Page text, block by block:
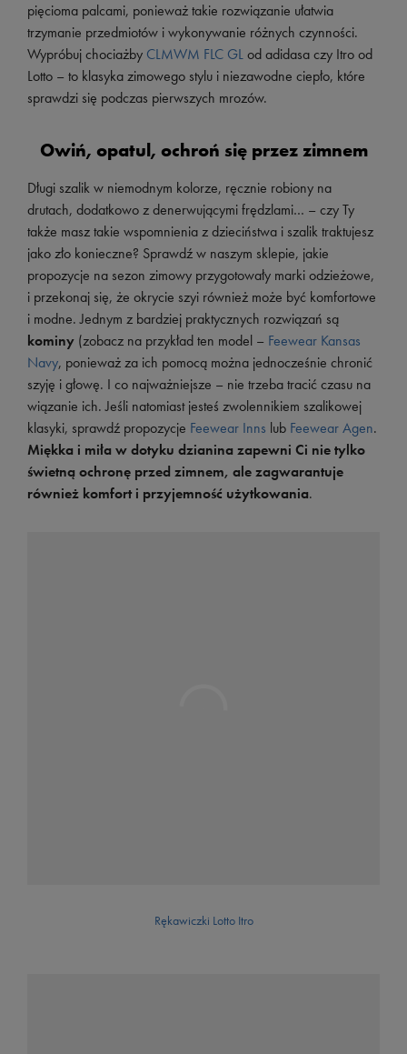
pięcioma palcami, ponieważ takie rozwiązanie ułatwia
trzymanie przedmiotów i wykonywanie różnych czynności.
Wypróbuj chociażby CLMWM FLC GLod adidasa czy Itro od
Lotto – to klasyka zimowego stylu i niezawodne ciepło, które
sprawdzi się podczas pierwszych mrozów.
Owiń, opatul, ochroń się przez zimnem
Długi szalik w niemodnym kolorze, ręcznie robiony na
drutach, dodatkowo z denerwującymi frędzlami… – czy Ty
także masz takie wspomnienia z dzieciństwa i szalik traktujesz
jako zło konieczne? Sprawdź w naszym sklepie, jakie
propozycje na sezon zimowy przygotowały marki odzieżowe,
i przekonaj się, że okrycie szyi również może być komfortowe
i modne. Jednym z bardziej praktycznych rozwiązań są
kominy (zobacz na przykład ten model – Feewear Kansas
Navy, ponieważ za ich pomocą można jednocześnie chronić
szyję i głowę. I co najważniejsze – nie trzeba tracić czasu na
wiązanie ich. Jeśli natomiast jesteś zwolennikiem szalikowej
klasyki, sprawdź propozycje Feewear Inns lub Feewear Agen.
Miękka i miła w dotyku dzianina zapewni Ci nie tylko
świetną ochronę przed zimnem, ale zagwarantuje
również komfort i przyjemność użytkowania.
Rękawiczki Lotto Itro